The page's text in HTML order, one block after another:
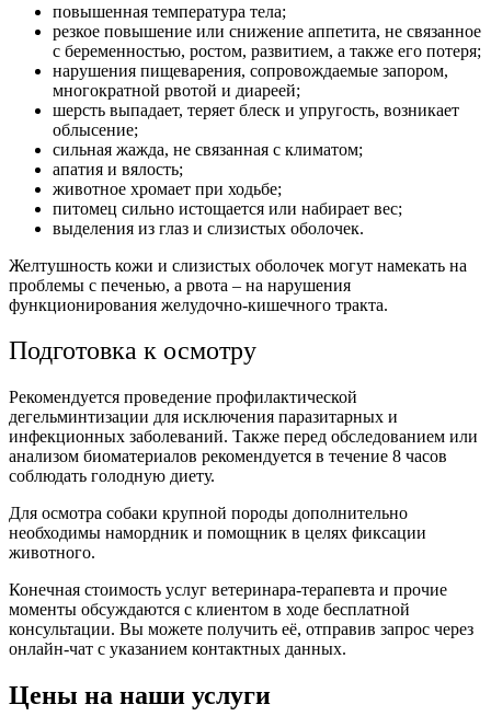
повышенная температура тела;
резкое повышение или снижение аппетита, не связанное
с беременностью, ростом, развитием, а также его потеря;
нарушения пищеварения, сопровождаемые запором,
многократной рвотой и диареей;
шерсть выпадает, теряет блеск и упругость, возникает
облысение;
сильная жажда, не связанная с климатом;
апатия и вялость;
животное хромает при ходьбе;
питомец сильно истощается или набирает вес;
выделения из глаз и слизистых оболочек.
Желтушность кожи и слизистых оболочек могут намекать на
проблемы с печенью, а рвота – на нарушения
функционирования желудочно-кишечного тракта.
Подготовка к осмотру
Рекомендуется проведение профилактической
дегельминтизации для исключения паразитарных и
инфекционных заболеваний. Также перед обследованием или
анализом биоматериалов рекомендуется в течение 8 часов
соблюдать голодную диету.
Для осмотра собаки крупной породы дополнительно
необходимы намордник и помощник в целях фиксации
животного.
Конечная стоимость услуг ветеринара-терапевта и прочие
моменты обсуждаются с клиентом в ходе бесплатной
консультации. Вы можете получить её, отправив запрос через
онлайн-чат с указанием контактных данных.
Цены на наши услуги